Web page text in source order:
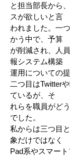
と担当部長から
スが欲しいと言
われました。一
かう中で、予算
が削減され、人
報システム構築
運用についての
二つ目はTwitter
ているが、そ
れらを職員がど
でした。
私からは三つ目
象だけではなく
Pad系やスマー